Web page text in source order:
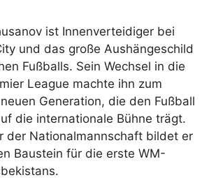
ist Innenverteidiger bei
und das große Aushängeschild
Fußballs. Sein Wechsel in die
League machte ihn zum
Generation, die den Fußball
die internationale Bühne trägt.
der Nationalmannschaft bildet er
Baustein für die erste WM-